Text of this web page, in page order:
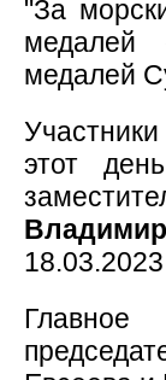
"За
медалей
медалей
этот
Главное